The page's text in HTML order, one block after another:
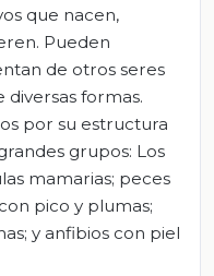
que nacen,
Pueden
de otros seres
diversas formas.
por su estructura
grupos: Los
mamarias; peces
pico y plumas;
y anfibios con piel